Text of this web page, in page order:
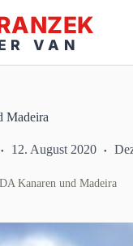
Madeira
12. August 2020
Kanaren und Madeira